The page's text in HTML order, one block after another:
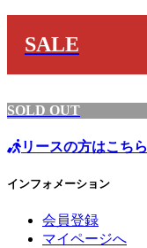
SALE
SOLD OUT
リースの方はこちら
インフォメーション
会員登録
マイページへ